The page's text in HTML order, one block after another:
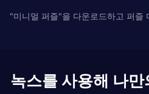
"미니멀 퍼즐"을 다운로드하고 퍼즐
녹스를 사용해 나